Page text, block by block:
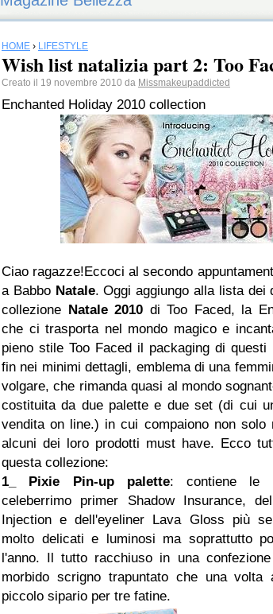
HOME › LIFESTYLE
Wish list natalizia part 2: Too
Creato il 19 novembre 2010 da Missmakeupaddicted
Enchanted Holiday 2010 collection
Ciao ragazze!Eccoci al secondo
a Babbo Natale. Oggi aggiungo alla lista dei
collezione Natale 2010 di Too Faced, la
che ci trasporta nel mondo magico e
pieno stile Too Faced il packaging di questi
fin nei minimi dettagli, emblema di una
volgare, che rimanda quasi al mondo
costituita da due palette e due set (di cui
vendita on line.) in cui compaiono non solo
alcuni dei loro prodotti must have. Ecco
questa collezione:
1_
Pixie Pin-up palette: contiene le
celeberrimo primer Shadow Insurance,
Injectione dell'eyeliner Lava Gloss più
molto delicati e luminosi ma soprattutto
l'anno. Il tutto racchiuso in una
morbido scrigno trapuntato che una volta
piccolo sipario per tre fatine.